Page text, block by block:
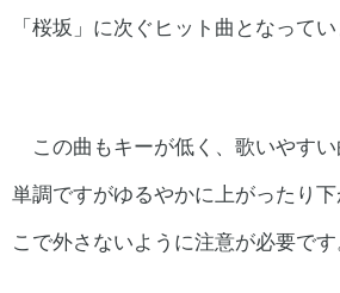
「桜坂」に次ぐヒット曲となってい
この曲もキーが低く、歌いやす
単調ですがゆるやかに上がったり
こで外さないように注意が必要です